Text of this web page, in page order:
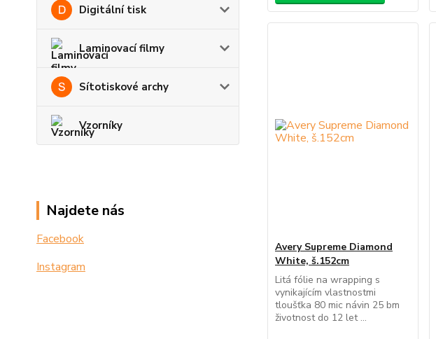
Digitální tisk
Laminovací filmy
Sítotiskové archy
Vzorníky
Najdete nás
Facebook
Instagram
Avery Supreme Diamond
White, š.152cm
Litá fólie na wrapping s
vynikajícím vlastnostmi
tloušťka 80 mic návin 25 bm
životnost do 12 let ...